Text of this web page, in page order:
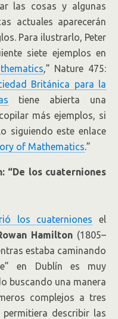
las cosas y algunas
actuales aparecerán
Para ilustrarlo, Peter
siete ejemplos en
,” Nature 475:
Británica para la
tiene abierta una
más ejemplos, si
siguiendo este enlace
of Mathematics.”
“De los cuaterniones
los cuaterniones el
Hamilton (1805–
estaba caminando
en Dublín es muy
buscando una manera
complejos a tres
describir las